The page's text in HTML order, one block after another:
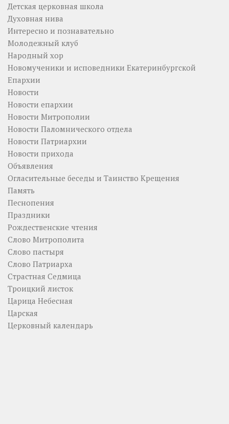
Детская церковная школа
Духовная нива
Интересно и познавательно
Молодежный клуб
Народный хор
Новомученики и исповедники Екатеринбургской
Епархии
Новости
Новости епархии
Новости Митрополии
Новости Паломнического отдела
Новости Патриархии
Новости прихода
Объявления
Огласительные беседы и Таинство Крещения
Память
Песнопения
Праздники
Рождественские чтения
Слово Митрополита
Слово пастыря
Слово Патриарха
Страстная Седмица
Троицкий листок
Царица Небесная
Царская
Церковный календарь